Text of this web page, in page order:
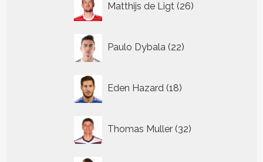
Matthijs de Ligt 26
producten
Paulo Dybala 22
producten
Eden Hazard 18
producten
Thomas Muller 32
producten